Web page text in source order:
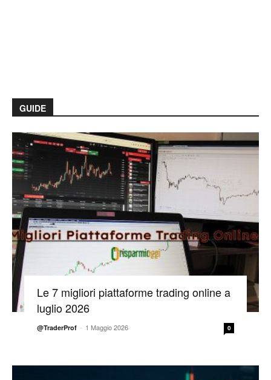
GUIDE
Le 7 migliori piattaforme trading online a
luglio 2026
@TraderProf - 1 Maggio 2026 0